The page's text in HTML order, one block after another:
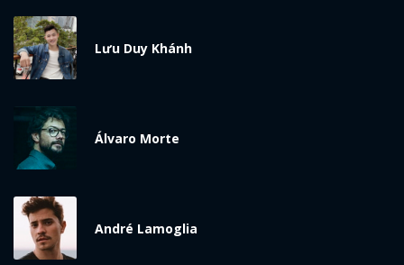
Lưu Duy Khánh
Álvaro Morte
André Lamoglia